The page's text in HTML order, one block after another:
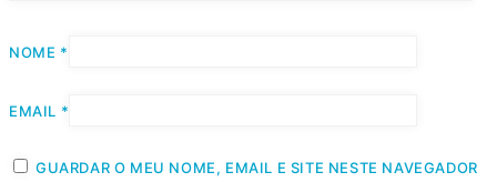
NOME *
EMAIL *
GUARDAR O MEU NOME, EMAIL E SITE NESTE NAVEGADOR